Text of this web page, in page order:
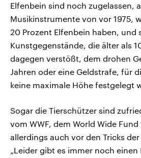
Elfenbein sind noch zugelassen,
Musikinstrumente von vor 1975,
20 Prozent Elfenbein haben, und
Kunstgegenstände, die älter als
dagegen verstößt, dem drohen
Jahren oder eine Geldstrafe, für
keine maximale Höhe festgelegt
Sogar die Tierschützer sind
vom WWF, dem World Wide
allerdings auch vor den Tricks
„Leider gibt es immer noch